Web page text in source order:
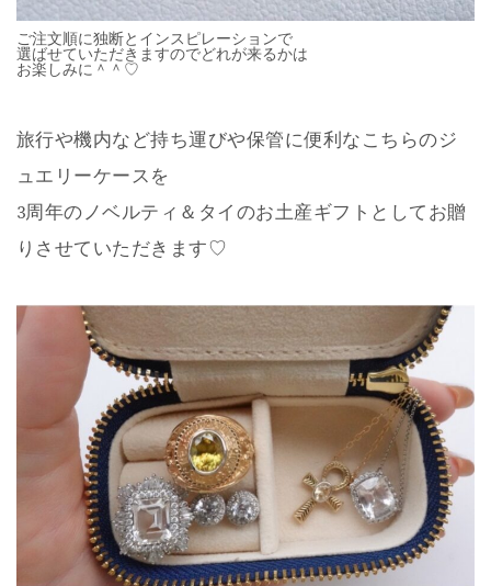
ご注文順に独断とインスピレーションで
選ばせていただきますのでどれが来るかは
お楽しみに＾＾♡
旅行や機内など持ち運びや保管に便利なこちらのジ
ュエリーケースを
3周年のノベルティ＆タイのお土産ギフトとしてお贈
りさせていただきます♡